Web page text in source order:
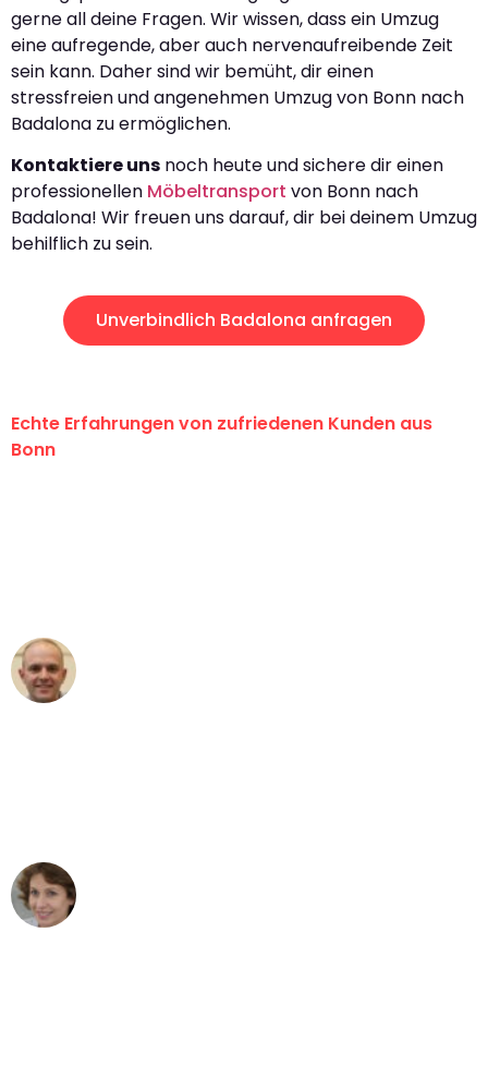
gerne all deine Fragen. Wir wissen, dass ein Umzug
eine aufregende, aber auch nervenaufreibende Zeit
sein kann. Daher sind wir bemüht, dir einen
stressfreien und angenehmen Umzug von Bonn nach
Badalona zu ermöglichen.
Kontaktiere uns noch heute und sichere dir einen
professionellen Möbeltransport von Bonn nach
Badalona! Wir freuen uns darauf, dir bei deinem Umzug
behilflich zu sein.
Unverbindlich Badalona anfragen
Echte Erfahrungen von zufriedenen Kunden aus
Bonn